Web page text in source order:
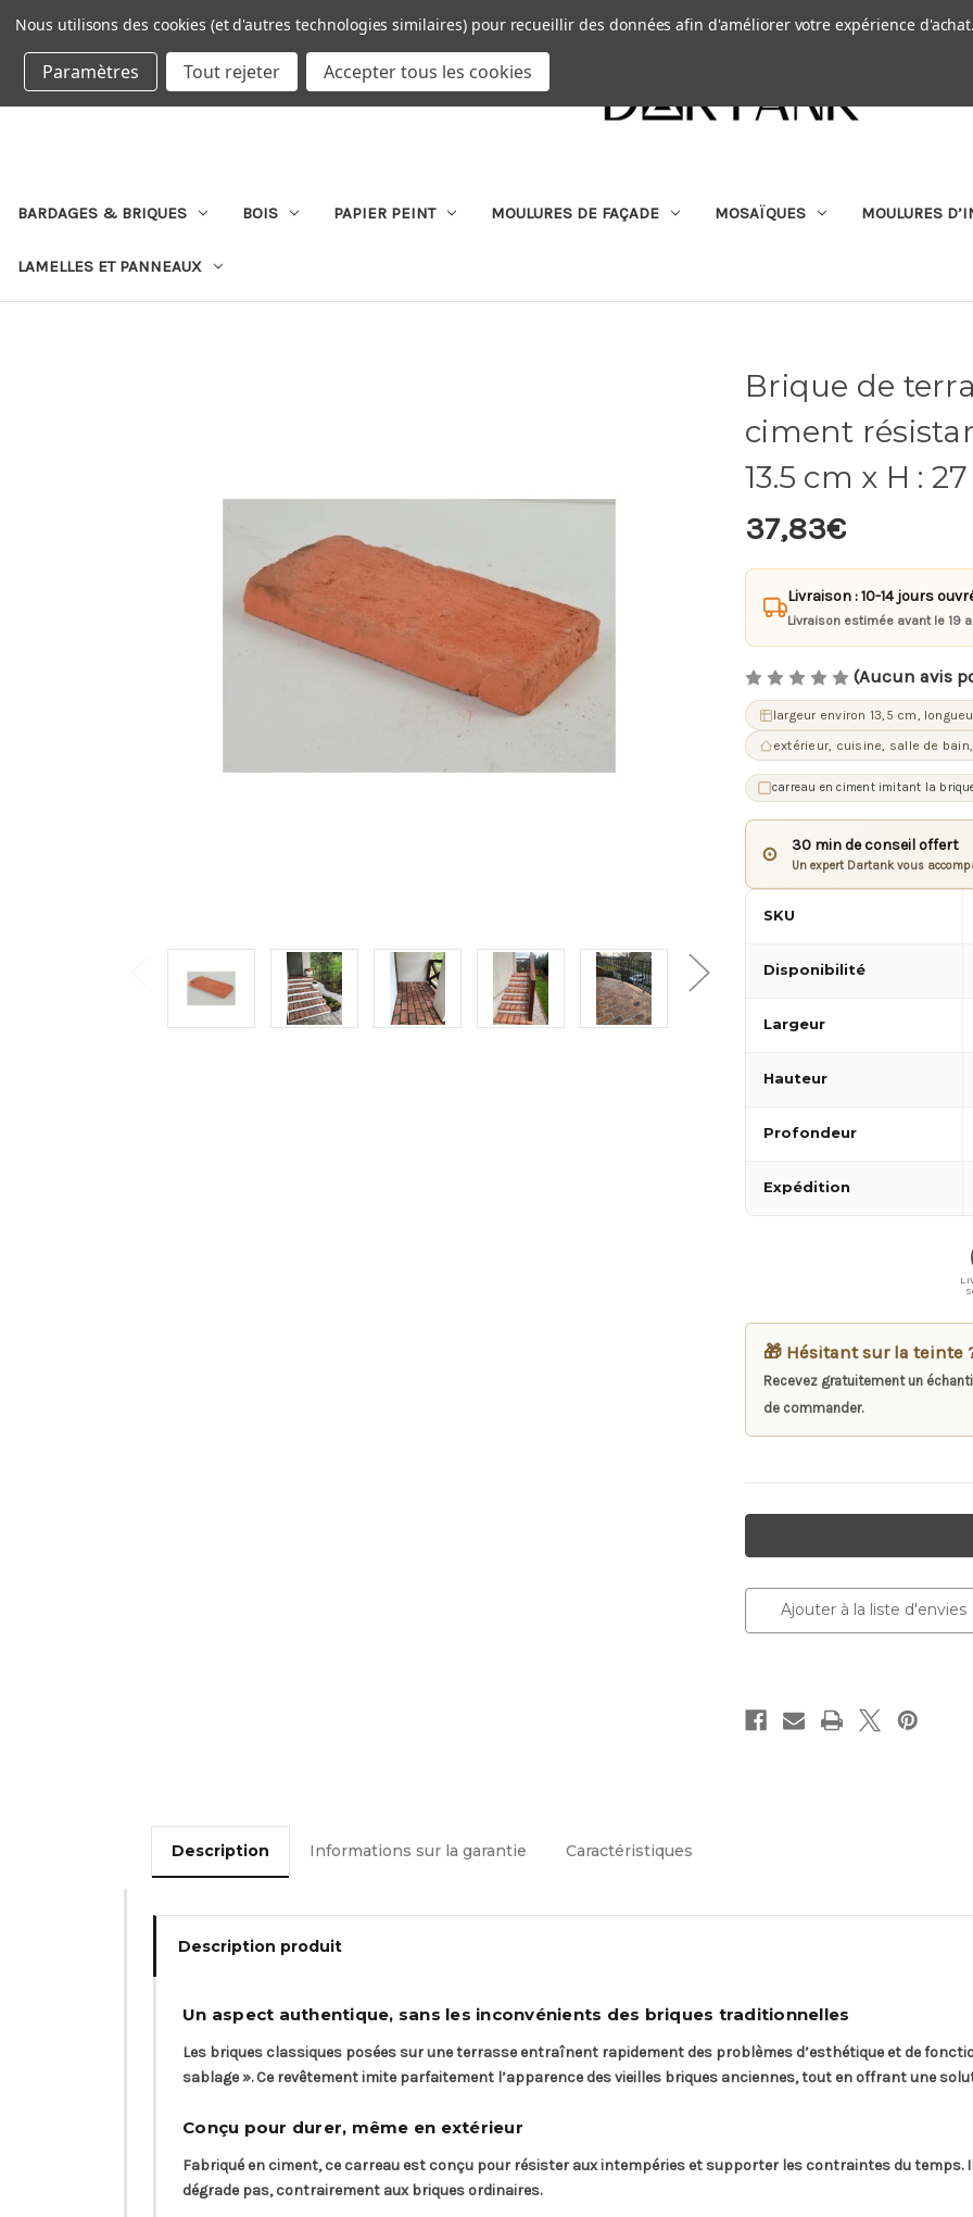
DEVISE : EUR
| RECHERCHER
BARDAGES & BRIQUES BOIS PAPIER PEINT MOULURES DE FAÇADE MOSAÏQUES MOULURES
LAMELLES ET PANNEAUX
Brique de
ciment
13.5 cm x H :
37,83€
Livraison : 10-14 jours
Livraison estimée avant le 19
(Aucun avis
largeur environ 13,5 cm,
extérieur, cuisine, salle de
carreau en ciment imitant la
⊙ 30 min de conseil offert
Un expert Dartank vous
SKU
Disponibilité
Largeur
Hauteur
Profondeur
Expédition
🎁 Hésitant sur la teinte
Recevez gratuitement un
de commander.
Ajouter à la liste d'envies
Description Informations sur la garantie Caractéristiques
Description produit
Un aspect authentique, sans les inconvénients des briques traditionnelles
Les briques classiques posées sur une terrasse entraînent rapidement des problèmes d’esthétique et de
sablage ». Ce revêtement imite parfaitement l’apparence des vieilles briques anciennes, tout en offrant une
Conçu pour durer, même en extérieur
Fabriqué en ciment, ce carreau est conçu pour résister aux intempéries et supporter les contraintes du temps.
dégrade pas, contrairement aux briques ordinaires.
Nous utilisons des cookies (et d'autres technologies similaires) pour recueillir des données afin d'améliorer votre expérience d'achat.
Paramètres Tout rejeter Accepter tous les cookies